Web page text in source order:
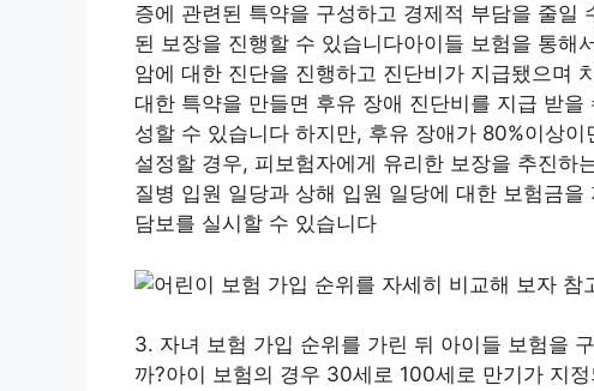
증에 관련된 특약을 구성하고 경제적 부담을 줄일
된 보장을 진행할 수 있습니다아이들 보험을 통해
암에 대한 진단을 진행하고 진단비가 지급됐으며
대한 특약을 만들면 후유 장애 진단비를 지급 받
성할 수 있습니다 하지만, 후유 장애가 80%이상
설정할 경우, 피보험자에게 유리한 보장을 추진하
질병 입원 일당과 상해 입원 일당에 대한 보험금
담보를 실시할 수 있습니다
3. 자녀 보험 가입 순위를 가린 뒤 아이들 보험을
까?아이 보험의 경우 30세로 100세로 만기가 지